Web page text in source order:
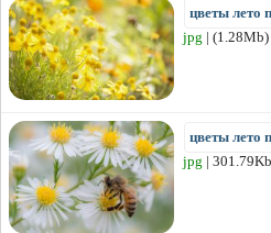
цветы лето
jpg | (1.28Mb)
цветы лето
jpg |